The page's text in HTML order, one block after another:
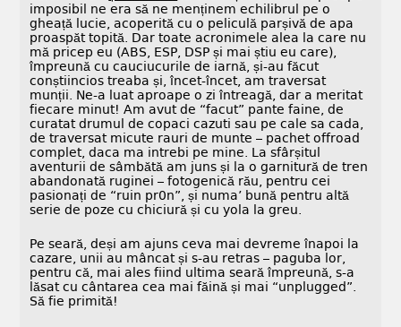
imposibil ne era să ne menținem echilibrul pe o
gheață lucie, acoperită cu o peliculă parșivă de apa
proaspăt topită. Dar toate acronimele alea la care nu
mă pricep eu (ABS, ESP, DSP și mai știu eu care),
împreună cu cauciucurile de iarnă, și-au făcut
conștiincios treaba și, încet-încet, am traversat
munții. Ne-a luat aproape o zi întreagă, dar a meritat
fiecare minut! Am avut de “facut” pante faine, de
curatat drumul de copaci cazuti sau pe cale sa cada,
de traversat micute rauri de munte – pachet offroad
complet, daca ma intrebi pe mine. La sfârșitul
aventurii de sâmbătă am juns și la o garnitură de tren
abandonată ruginei – fotogenică rău, pentru cei
pasionați de “ruin pr0n”, și numa’ bună pentru altă
serie de poze cu chiciură și cu yola la greu.
Pe seară, deși am ajuns ceva mai devreme înapoi la
cazare, unii au mâncat și s-au retras – paguba lor,
pentru că, mai ales fiind ultima seară împreună, s-a
lăsat cu cântarea cea mai făină și mai “unplugged”.
Să fie primită!